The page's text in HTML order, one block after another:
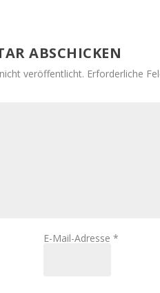
ABSCHICKEN
veröffentlicht. Erforderliche
E-Mail-Adresse*